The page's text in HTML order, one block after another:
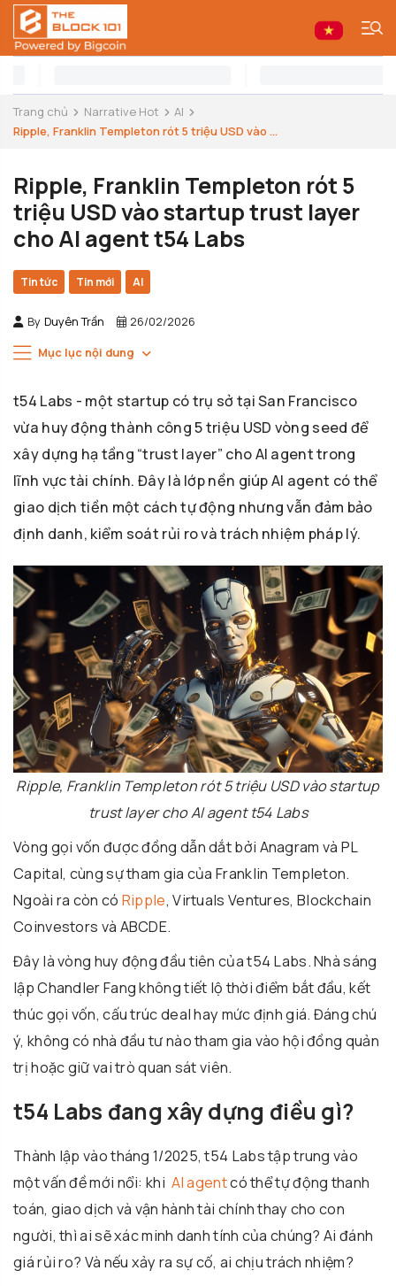
Trang chủ Narrative Hot
AI
Ripple, Franklin Templeton rót 5 triệu USD vào ...
Ripple, Franklin Templeton rót 5
triệu USD vào startup trust layer
cho AI agent t54 Labs
Tin tức Tin mới AI
By Duyên Trần 26/02/2026
Mục lục nội dung
t54 Labs - một startup có trụ sở tại San Francisco
vừa huy động thành công 5 triệu USD vòng seed để
xây dựng hạ tầng “trust layer” cho AI agent trong
lĩnh vực tài chính. Đây là lớp nền giúp AI agent có thể
giao dịch tiền một cách tự động nhưng vẫn đảm bảo
định danh, kiểm soát rủi ro và trách nhiệm pháp lý.
Ripple, Franklin Templeton rót 5 triệu USD vào startup
trust layer cho AI agent t54 Labs
Vòng gọi vốn được đồng dẫn dắt bởi Anagram và PL
Capital, cùng sự tham gia của Franklin Templeton.
Ngoài ra còn có Ripple, Virtuals Ventures, Blockchain
Coinvestors và ABCDE.
Đây là vòng huy động đầu tiên của t54 Labs. Nhà sáng
lập Chandler Fang không tiết lộ thời điểm bắt đầu, kết
thúc gọi vốn, cấu trúc deal hay mức định giá. Đáng chú
ý, không có nhà đầu tư nào tham gia vào hội đồng quản
trị hoặc giữ vai trò quan sát viên.
t54 Labs đang xây dựng điều gì?
Thành lập vào tháng 1/2025, t54 Labs tập trung vào
một vấn đề mới nổi: khi AI agentcó thể tự động thanh
toán, giao dịch và vận hành tài chính thay cho con
người, thì ai sẽ xác minh danh tính của chúng? Ai đánh
giá rủi ro? Và nếu xảy ra sự cố, ai chịu trách nhiệm?